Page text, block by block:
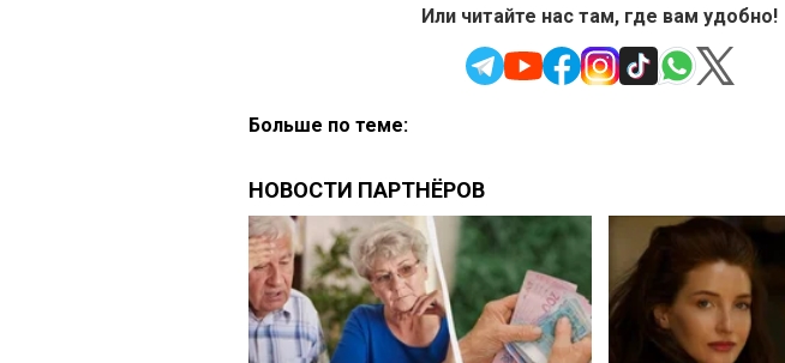
Или читайте нас там, где вам удобно!
Больше по теме: